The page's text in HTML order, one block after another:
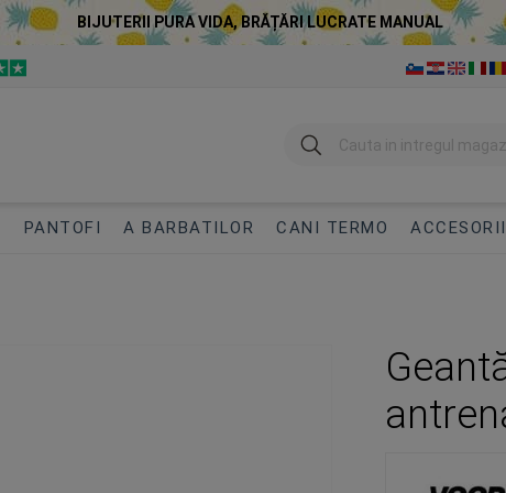
BIJUTERII PURA VIDA, BRĂȚĂRI LUCRATE MANUAL
Cautare
PANTOFI A BARBATILOR CANI TERMO ACCESORII